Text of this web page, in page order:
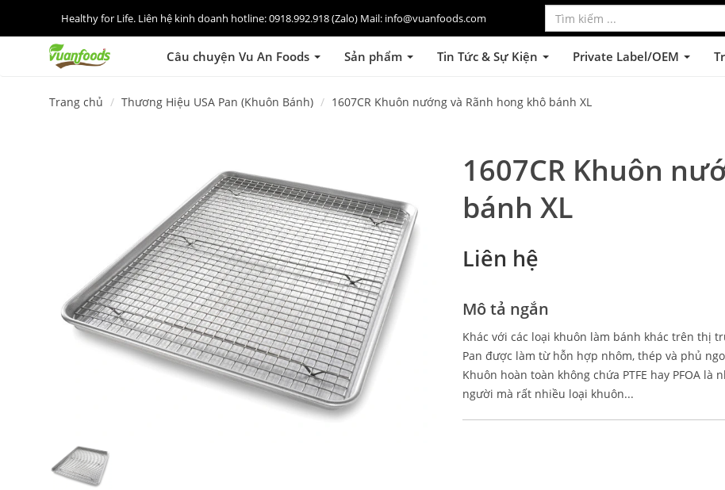
Healthy for Life. Liên hệ kinh doanh hotline: 0918.992.918 (Zalo) Mail: info@vuanfoods.com
Câu chuyện Vu An Foods Sản phẩm Tin Tức & Sự Kiện Private Label/OEM
Trang chủ Thương Hiệu USA Pan (Khuôn Bánh) 1607CR Khuôn nướng và Rãnh hong khô bánh XL
1607CR Khuôn
bánh XL
Liên hệ
Mô tả ngắn
Khác với các loại khuôn làm bánh khác trên thị
Pan được làm từ hỗn hợp nhôm, thép và phủ
Khuôn hoàn toàn không chứa PTFE hay PFOA
người mà rất nhiều loại khuôn...